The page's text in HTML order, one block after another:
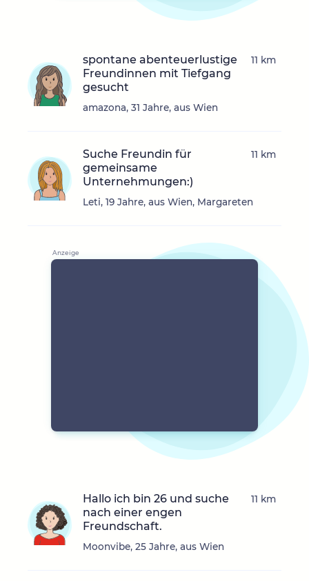
spontane abenteuerlustige
Freundinnen mit Tiefgang
gesucht
amazona, 31 Jahre, aus Wien
11 km
Suche Freundin für
gemeinsame
Unternehmungen:)
Leti, 19 Jahre, aus Wien, Margareten
11 km
Hallo ich bin 26 und suche
nach einer engen
Freundschaft.
Moonvibe, 25 Jahre, aus Wien
11 km